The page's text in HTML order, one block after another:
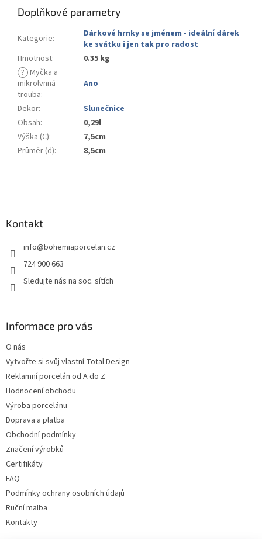
Doplňkové parametry
Kategorie:
Dárkové hrnky se jménem - ideální dárek
ke svátku i jen tak pro radost
Hmotnost:
0.35 kg
? Myčka a
mikrolvnná
trouba:
Ano
Dekor:
Slunečnice
Obsah:
0,29l
Výška (C):
7,5cm
Průměr (d): 8,5cm
Kontakt
info@bohemiaporcelan.cz
724 900 663
Sledujte nás na soc. sítích
Informace pro vás
O nás
Vytvořte si svůj vlastní Total Design
Reklamní porcelán od A do Z
Hodnocení obchodu
Výroba porcelánu
Doprava a platba
Obchodní podmínky
Značení výrobků
Certifikáty
FAQ
Podmínky ochrany osobních údajů
Ruční malba
Kontakty